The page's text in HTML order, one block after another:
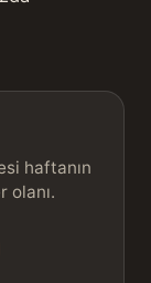
haftanın
olanı.